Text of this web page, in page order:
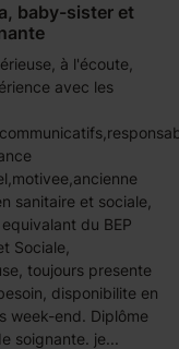
baby-sister et
à l'écoute,
avec les
sanitaire et sociale,
du BEP
Sociale,
toujours presente
disponibilite en
week-end. Diplôme
soignante. je...